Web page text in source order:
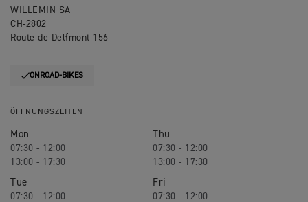
WILLEMIN SA
CH-2802
Route de Del{mont 156
ONROAD-BIKES
ÖFFNUNGSZEITEN
Mon
07:30 - 12:00
13:00 - 17:30
Tue
07:30 - 12:00
Thu
07:30 - 12:00
13:00 - 17:30
Fri
07:30 - 12:00